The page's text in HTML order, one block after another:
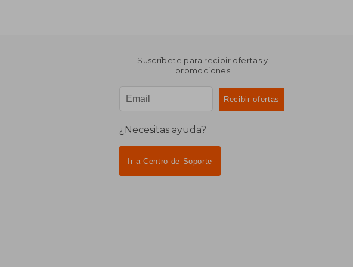
Suscríbete para recibir ofertas y
promociones
¿Necesitas ayuda?
Ir a Centro de Soporte